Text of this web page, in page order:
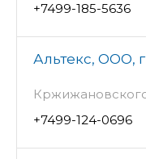
+7499-185-5636
Альтекс, ООО,
+7499-124-0696